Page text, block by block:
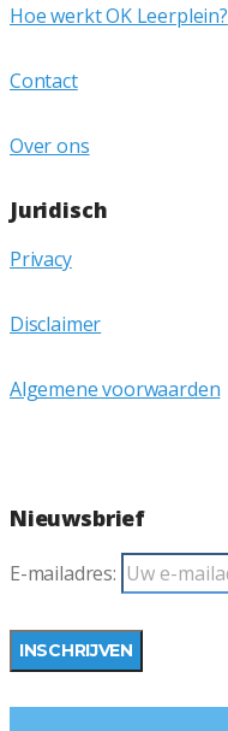
Hoe werkt OK Leerplein?
Contact
Over ons
Juridisch
Privacy
Disclaimer
Algemene voorwaarden
Nieuwsbrief
E-mailadres: